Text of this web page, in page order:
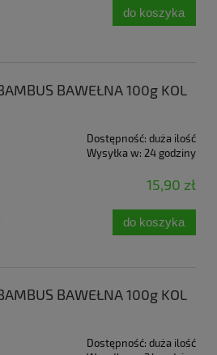
do koszyka
BAWEŁNA 100g KOL
Dostępność: duża ilość
Wysyłka w: 24 godziny
15,90 zł
do koszyka
BAWEŁNA 100g KOL
Dostępność: duża ilość